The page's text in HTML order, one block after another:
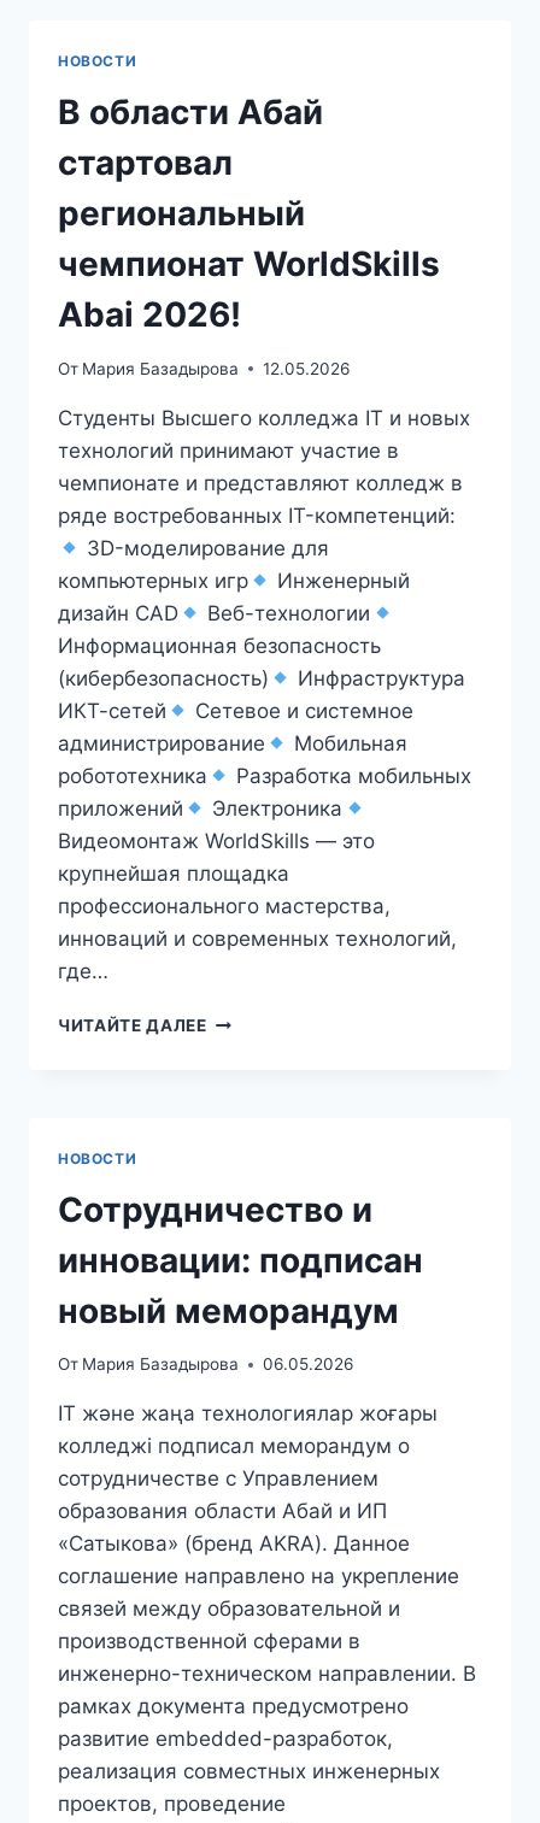
НОВОСТИ
В области Абай
стартовал
региональный
чемпионат WorldSkills
Abai 2026!
От Мария Базадырова 12.05.2026
Студенты Высшего колледжа IT и новых
технологий принимают участие в
чемпионате и представляют колледж в
ряде востребованных IT-компетенций:
3D-моделирование для
компьютерных игр
Инженерный
дизайн CAD
Веб-технологии
Информационная безопасность
(кибербезопасность)
Инфраструктура
ИКТ-сетей
Сетевое и системное
администрирование
Мобильная
робототехника
Разработка мобильных
приложений
Электроника
Видеомонтаж WorldSkills — это
крупнейшая площадка
профессионального мастерства,
инноваций и современных технологий,
где…
ЧИТАЙТЕ ДАЛЕЕ
НОВОСТИ
Сотрудничество и
инновации: подписан
новый меморандум
От Мария Базадырова 06.05.2026
IT және жаңа технологиялар жоғары
колледжі подписал меморандум о
сотрудничестве с Управлением
образования области Абай и ИП
«Сатыкова» (бренд AKRA). Данное
соглашение направлено на укрепление
связей между образовательной и
производственной сферами в
инженерно-техническом направлении. В
рамках документа предусмотрено
развитие embedded-разработок,
реализация совместных инженерных
проектов, проведение